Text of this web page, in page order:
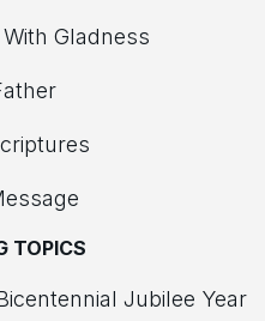
Gladness
TOPICS
Jubilee Year